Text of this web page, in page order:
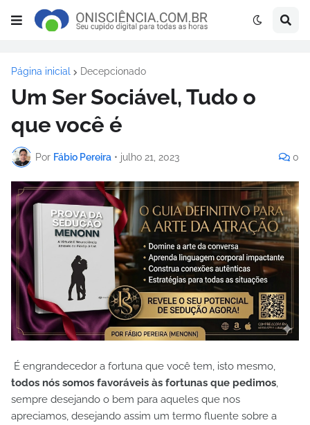
Página inicial Decepcionado
Um Ser Sociável, Tudo o
que você é
Por Fábio Pereira • julho 21, 2023 0
É engrandecedor a fortuna que você tem, isto mesmo,
todos nós somos favoráveis às fortunas que pedimos
sempre desejando o bem para aqueles que nos
apreciamos, desejando assim um termo fluente sobre a